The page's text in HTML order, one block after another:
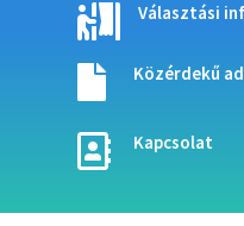
 Választási
 Közérdekű
 Kapcsolat